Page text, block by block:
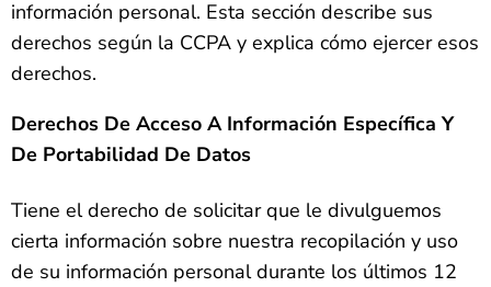
información personal. Esta sección describe sus
derechos según la CCPA y explica cómo ejercer esos
derechos.
Derechos De Acceso A Información Específica Y
De Portabilidad De Datos
Tiene el derecho de solicitar que le divulguemos
cierta información sobre nuestra recopilación y uso
de su información personal durante los últimos 12